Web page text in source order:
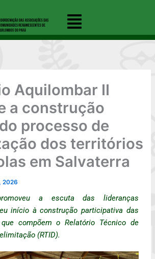
Menu
Aquilombar II
a construção
processo de
dos territórios
em Salvaterra
2026
a escuta das lideranças
início à construção participativa das
compõem oRelatório Técnico de
(RTID).